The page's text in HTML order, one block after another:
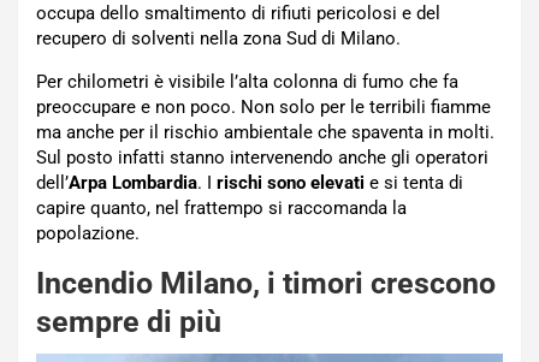
occupa dello smaltimento di rifiuti pericolosi e del
recupero di solventi nella zona Sud di Milano.
Per chilometri è visibile l’alta colonna di fumo che fa
preoccupare e non poco. Non solo per le terribili fiamme
ma anche per il rischio ambientale che spaventa in molti.
Sul posto infatti stanno intervenendo anche gli operatori
dell’Arpa Lombardia. I rischi sono elevati e si tenta di
capire quanto, nel frattempo si raccomanda la
popolazione.
Incendio Milano, i timori crescono
sempre di più